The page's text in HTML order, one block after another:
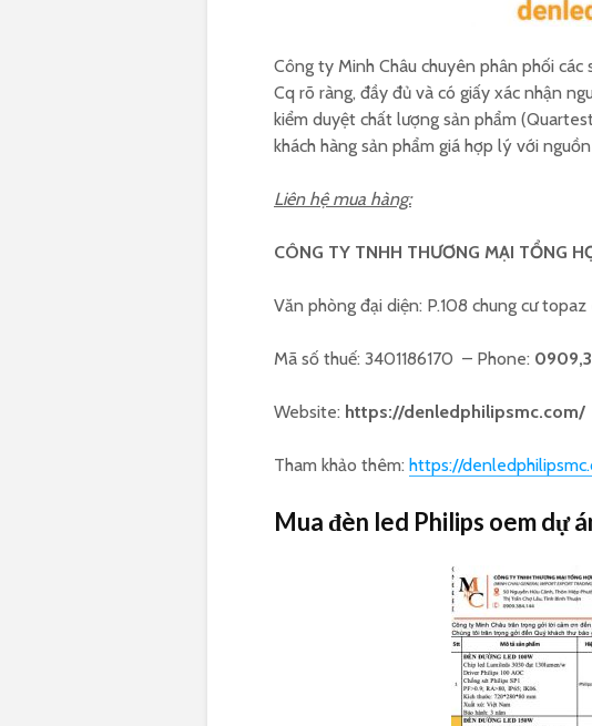
Công ty Minh Châu chuyên phân phối
Cq rõ ràng, đầy đủ và có giấy xác nhận
kiểm duyệt chất lượng sản phẩm
khách hàng sản phẩm giá hợp lý với
Liên hệ mua hàng:
CÔNG TY TNHH THƯƠNG MẠI TỔNG
Văn phòng đại diện: P.108 chung cư
Mã số thuế: 3401186170 – Phone:
Website: https://denledphilipsmc.com/
Tham khảo thêm: https://
Mua đèn led Philips oem dự